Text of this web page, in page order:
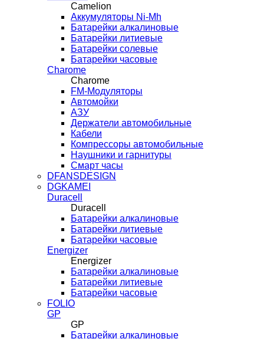
Camelion
Аккумуляторы Ni-Mh
Батарейки алкалиновые
Батарейки литиевые
Батарейки солевые
Батарейки часовые
Charome
Charome
FM-Модуляторы
Автомойки
АЗУ
Держатели автомобильные
Кабели
Компрессоры автомобильные
Наушники и гарнитуры
Смарт часы
DFANSDESIGN
DGKAMEI
Duracell
Duracell
Батарейки алкалиновые
Батарейки литиевые
Батарейки часовые
Energizer
Energizer
Батарейки алкалиновые
Батарейки литиевые
Батарейки часовые
FOLIO
GP
GP
Батарейки алкалиновые